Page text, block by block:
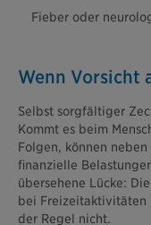
Fieber oder
Wenn Vorsicht
Selbst sorgfältiger
Kommt es beim
Folgen, können
finanzielle
übersehene Lücke:
bei Freizeitaktivitäten
der Regel nicht.